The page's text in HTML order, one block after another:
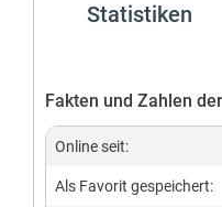
Statistiken
Fakten und Zahlen
Online seit:
Als Favorit gespeichert: